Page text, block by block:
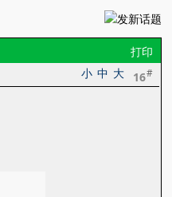
打印
16#
大
中
小